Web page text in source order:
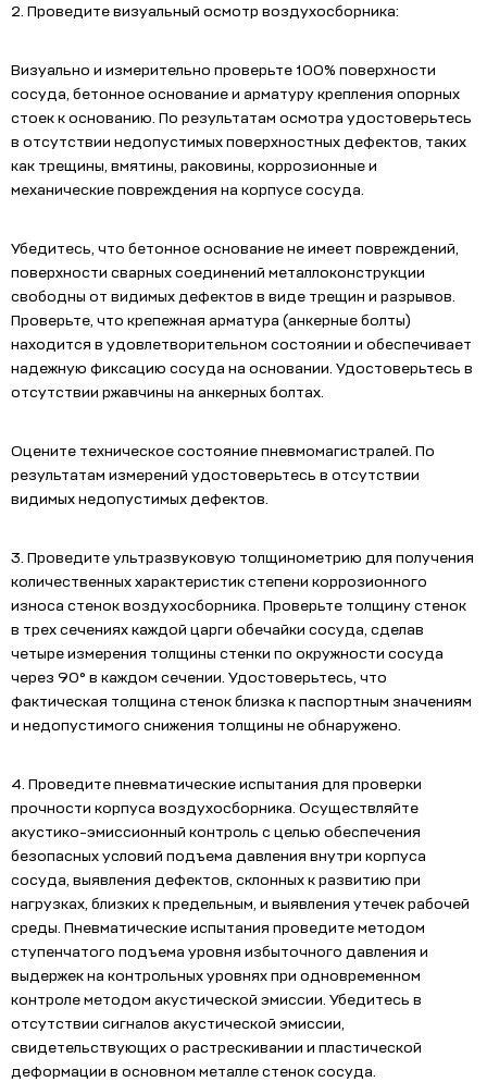
2. Проведите визуальный осмотр воздухосборника:
Визуально и измерительно проверьте 100% поверхности
сосуда, бетонное основание и арматуру крепления опорных
стоек к основанию. По результатам осмотра удостоверьтесь
в отсутствии недопустимых поверхностных дефектов, таких
как трещины, вмятины, раковины, коррозионные и
механические повреждения на корпусе сосуда.
Убедитесь, что бетонное основание не имеет повреждений,
поверхности сварных соединений металлоконструкции
свободны от видимых дефектов в виде трещин и разрывов.
Проверьте, что крепежная арматура (анкерные болты)
находится в удовлетворительном состоянии и обеспечивает
надежную фиксацию сосуда на основании. Удостоверьтесь в
отсутствии ржавчины на анкерных болтах.
Оцените техническое состояние пневмомагистралей. По
результатам измерений удостоверьтесь в отсутствии
видимых недопустимых дефектов.
3. Проведите ультразвуковую толщинометрию для получения
количественных характеристик степени коррозионного
износа стенок воздухосборника. Проверьте толщину стенок
в трех сечениях каждой царги обечайки сосуда, сделав
четыре измерения толщины стенки по окружности сосуда
через 90° в каждом сечении. Удостоверьтесь, что
фактическая толщина стенок близка к паспортным значениям
и недопустимого снижения толщины не обнаружено.
4. Проведите пневматические испытания для проверки
прочности корпуса воздухосборника. Осуществляйте
акустико-эмиссионный контроль с целью обеспечения
безопасных условий подъема давления внутри корпуса
сосуда, выявления дефектов, склонных к развитию при
нагрузках, близких к предельным, и выявления утечек рабочей
среды. Пневматические испытания проведите методом
ступенчатого подъема уровня избыточного давления и
выдержек на контрольных уровнях при одновременном
контроле методом акустической эмиссии. Убедитесь в
отсутствии сигналов акустической эмиссии,
свидетельствующих о растрескивании и пластической
деформации в основном металле стенок сосуда.